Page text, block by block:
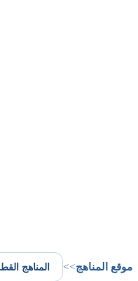
موقع المناهج>>